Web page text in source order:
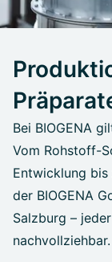
Bei BIOGENA
Vom Rohstoff-
Entwicklung
der BIOGENA
Salzburg –
nachvollziehbar.